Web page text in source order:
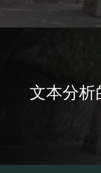
文本分析